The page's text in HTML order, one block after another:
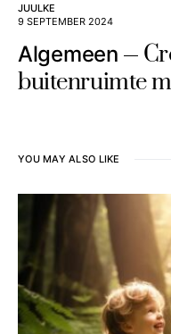
JUULKE
9 SEPTEMBER 2024
Algemeen
buitenruimte
YOU MAY ALSO LIKE